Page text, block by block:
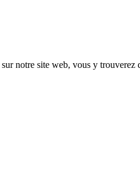
sur notre site web, vous y trouverez